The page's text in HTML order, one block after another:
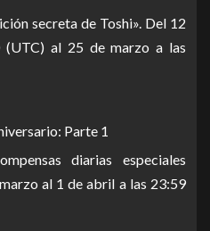
secreta de Toshi». Del 12
al 25 de marzo a las
Parte 1
diarias especiales
al 1 de abril a las 23:59